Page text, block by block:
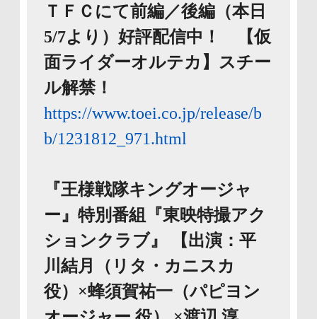
ＴＦＣにて前編／後編（本日
5/7より）好評配信中！ 【仮
面ライダーオルテカ】スチー
ル解禁！
https://www.toei.co.jp/release/b
b/1231812_971.html
『王様戦隊キングオージャ
ー』特別番組『東映特撮アク
ションクラブ』 【出演：平
川結月（リタ・カニスカ
役）×蜂須賀祐一（パピヨン